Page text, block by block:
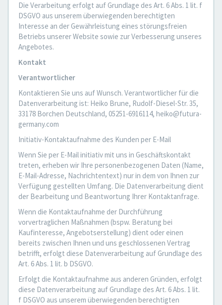
Die Verarbeitung erfolgt auf Grundlage des Art. 6 Abs. 1 lit. f
DSGVO aus unserem überwiegenden berechtigten
Interesse an der Gewährleistung eines störungsfreien
Betriebs unserer Website sowie zur Verbesserung unseres
Angebotes.
Kontakt
Verantwortlicher
Kontaktieren Sie uns auf Wunsch. Verantwortlicher für die
Datenverarbeitung ist: Heiko Brune, Rudolf-Diesel-Str. 35,
33178 Borchen Deutschland, 05251-6916114, heiko@futura-
germany.com
Initiativ-Kontaktaufnahme des Kunden per E-Mail
Wenn Sie per E-Mail initiativ mit uns in Geschäftskontakt
treten, erheben wir Ihre personenbezogenen Daten (Name,
E-Mail-Adresse, Nachrichtentext) nur in dem von Ihnen zur
Verfügung gestellten Umfang. Die Datenverarbeitung dient
der Bearbeitung und Beantwortung Ihrer Kontaktanfrage.
Wenn die Kontaktaufnahme der Durchführung
vorvertraglichen Maßnahmen (bspw. Beratung bei
Kaufinteresse, Angebotserstellung) dient oder einen
bereits zwischen Ihnen und uns geschlossenen Vertrag
betrifft, erfolgt diese Datenverarbeitung auf Grundlage des
Art. 6 Abs. 1 lit. b DSGVO.
Erfolgt die Kontaktaufnahme aus anderen Gründen, erfolgt
diese Datenverarbeitung auf Grundlage des Art. 6 Abs. 1 lit.
f DSGVO aus unserem überwiegenden berechtigten